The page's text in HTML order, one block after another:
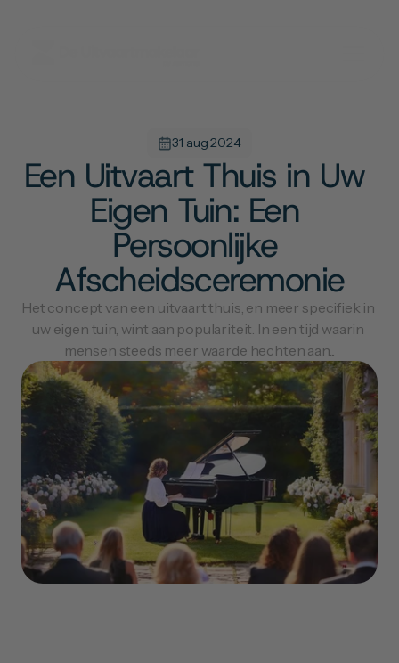
31 aug 2024
Een Uitvaart Thuis in Uw
Eigen Tuin: Een
Persoonlijke
Afscheidsceremonie
Het concept van een uitvaart thuis, en meer specifiek in
uw eigen tuin, wint aan populariteit. In een tijd waarin
mensen steeds meer waarde hechten aan...